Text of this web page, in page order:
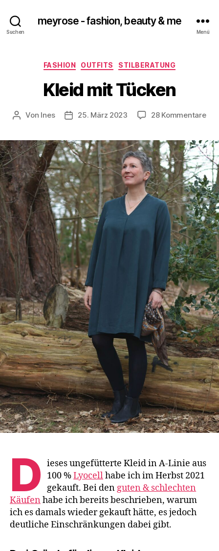
Suchen
meyrose - fashion, beauty & me
Menü
Kategorien
FASHION OUTFITS STILBERATUNG
Kleid mit Tücken
Beitragsautor
Von Ines Veröffentlichungsdatum
25. März 2023 28 Kommentarezu
D ieses ungefütterte Kleid in A-Linie aus
100 %Lyocellhabe ich im Herbst 2021
gekauft. Bei denguten & schlechten
Käufen habe ich bereits beschrieben, warum
ich es damals wieder gekauft hätte, es jedoch
deutliche Einschränkungen dabei gibt.